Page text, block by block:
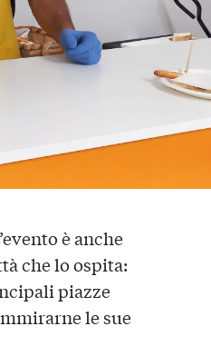
è anche
che lo ospita:
piazze
le sue